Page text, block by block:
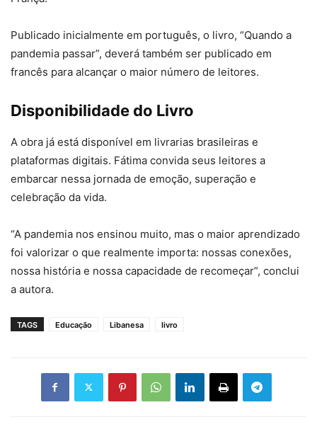
Publicado inicialmente em português, o livro, “Quando a
pandemia passar”, deverá também ser publicado em
francês para alcançar o maior número de leitores.
Disponibilidade do Livro
A obra já está disponível em livrarias brasileiras e
plataformas digitais. Fátima convida seus leitores a
embarcar nessa jornada de emoção, superação e
celebração da vida.
“A pandemia nos ensinou muito, mas o maior aprendizado
foi valorizar o que realmente importa: nossas conexões,
nossa história e nossa capacidade de recomeçar”, conclui
a autora.
TAGS Educação Libanesa livro